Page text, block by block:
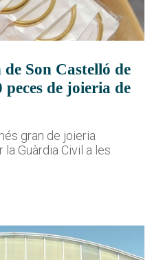
Son Castelló de
peces de joieria de
gran de joieria
Guàrdia Civil a les